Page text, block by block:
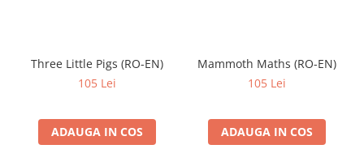
Three Little Pigs (RO-EN)
105 Lei
ADAUGA IN COS
Mammoth Maths (RO-EN)
105 Lei
ADAUGA IN COS